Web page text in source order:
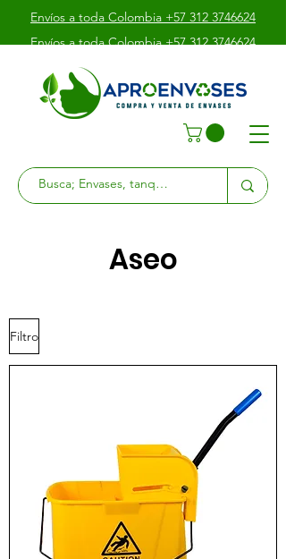
Envíos a toda Colombia +57 312 3746624
Envíos a toda Colombia +57 312 3746624
Envíos a toda Colombia +57 312 3746624
Av. Boyacá # 39 - 10 Sur
Aseo
Filtro